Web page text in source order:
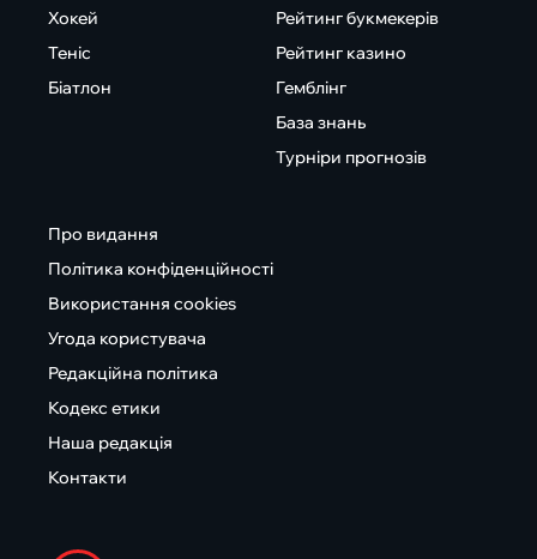
Хокей
Теніс
Біатлон
Рейтинг букмекерів
Рейтинг казино
Гемблінг
База знань
Турніри прогнозів
Про видання
Політика конфіденційності
Використання cookies
Угода користувача
Редакційна політика
Кодекс етики
Наша редакція
Контакти